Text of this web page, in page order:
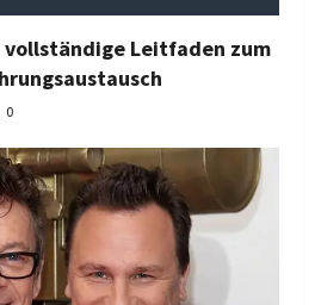
vollständige Leitfaden zum
0